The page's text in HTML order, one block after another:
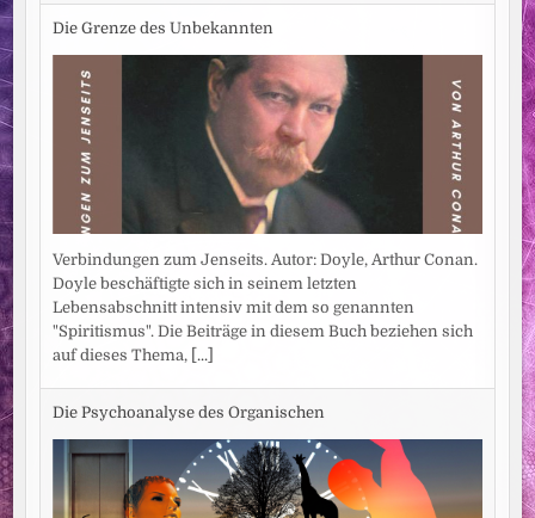
Die Grenze des Unbekannten
Verbindungen zum Jenseits. Autor: Doyle, Arthur Conan.
Doyle beschäftigte sich in seinem letzten
Lebensabschnitt intensiv mit dem so genannten
"Spiritismus". Die Beiträge in diesem Buch beziehen sich
auf dieses Thema, [...]
Die Psychoanalyse des Organischen